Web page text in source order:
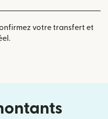
votre transfert et